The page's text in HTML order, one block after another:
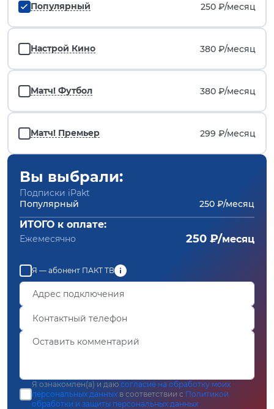
Популярный 250 ₽/месяц
Настрой Кино 380 ₽/месяц
Матч! Футбол 380 ₽/месяц
Матч! Премьер 299 ₽/месяц
Вы выбрали:
Подписки iPakt
Популярный
250 ₽/месяц
ИТОГО к оплате:
Ежемесячно 250 ₽/месяц
Я — абонент ПАКТ ТВ
Я ознакомлен(а) и даю согласие на обработку моих
персональных данных в соответствии с Политикой
обработки и защиты персональных данных